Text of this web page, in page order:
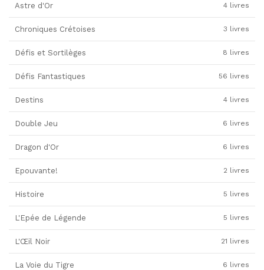
Astre d'Or 4 livres
Chroniques Crétoises 3 livres
Défis et Sortilèges 8 livres
Défis Fantastiques 56 livres
Destins 4 livres
Double Jeu 6 livres
Dragon d'Or 6 livres
Epouvante! 2 livres
Histoire 5 livres
L'Epée de Légende 5 livres
L'Œil Noir 21 livres
La Voie du Tigre 6 livres